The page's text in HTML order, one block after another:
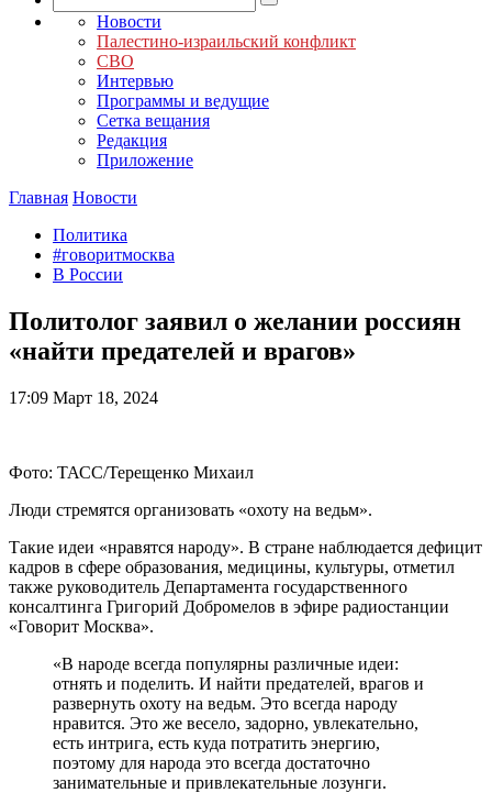
Новости
Палестино-израильский конфликт
СВО
Интервью
Программы и ведущие
Сетка вещания
Редакция
Приложение
Главная Новости
Политика
#говоритмосква
В России
Политолог заявил о желании россиян
«найти предателей и врагов»
17:09 Март 18, 2024
Фото: ТАСС/Терещенко Михаил
Люди стремятся организовать «охоту на ведьм».
Такие идеи «нравятся народу». В стране наблюдается дефицит
кадров в сфере образования, медицины, культуры, отметил
также руководитель Департамента государственного
консалтинга Григорий Добромелов в эфире радиостанции
«Говорит Москва».
«В народе всегда популярны различные идеи:
отнять и поделить. И найти предателей, врагов и
развернуть охоту на ведьм. Это всегда народу
нравится. Это же весело, задорно, увлекательно,
есть интрига, есть куда потратить энергию,
поэтому для народа это всегда достаточно
занимательные и привлекательные лозунги.